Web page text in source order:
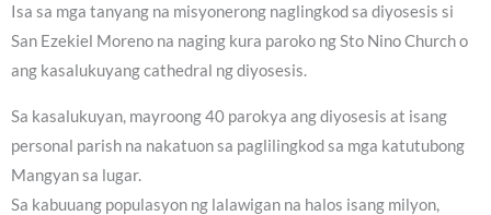
Isa sa mga tanyang na misyonerong naglingkod sa diyosesis si
San Ezekiel Moreno na naging kura paroko ng Sto Nino Church o
ang kasalukuyang cathedral ng diyosesis.
Sa kasalukuyan, mayroong 40 parokya ang diyosesis at isang
personal parish na nakatuon sa paglilingkod sa mga katutubong
Mangyan sa lugar.
Sa kabuuang populasyon ng lalawigan na halos isang milyon,